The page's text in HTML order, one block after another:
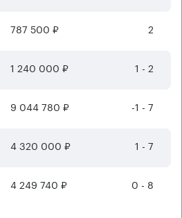
787 500 ₽ 2
1 240 000 ₽ 1 - 2
9 044 780 ₽ -1 - 7
4 320 000 ₽ 1 - 7
4 249 740 ₽ 0 - 8